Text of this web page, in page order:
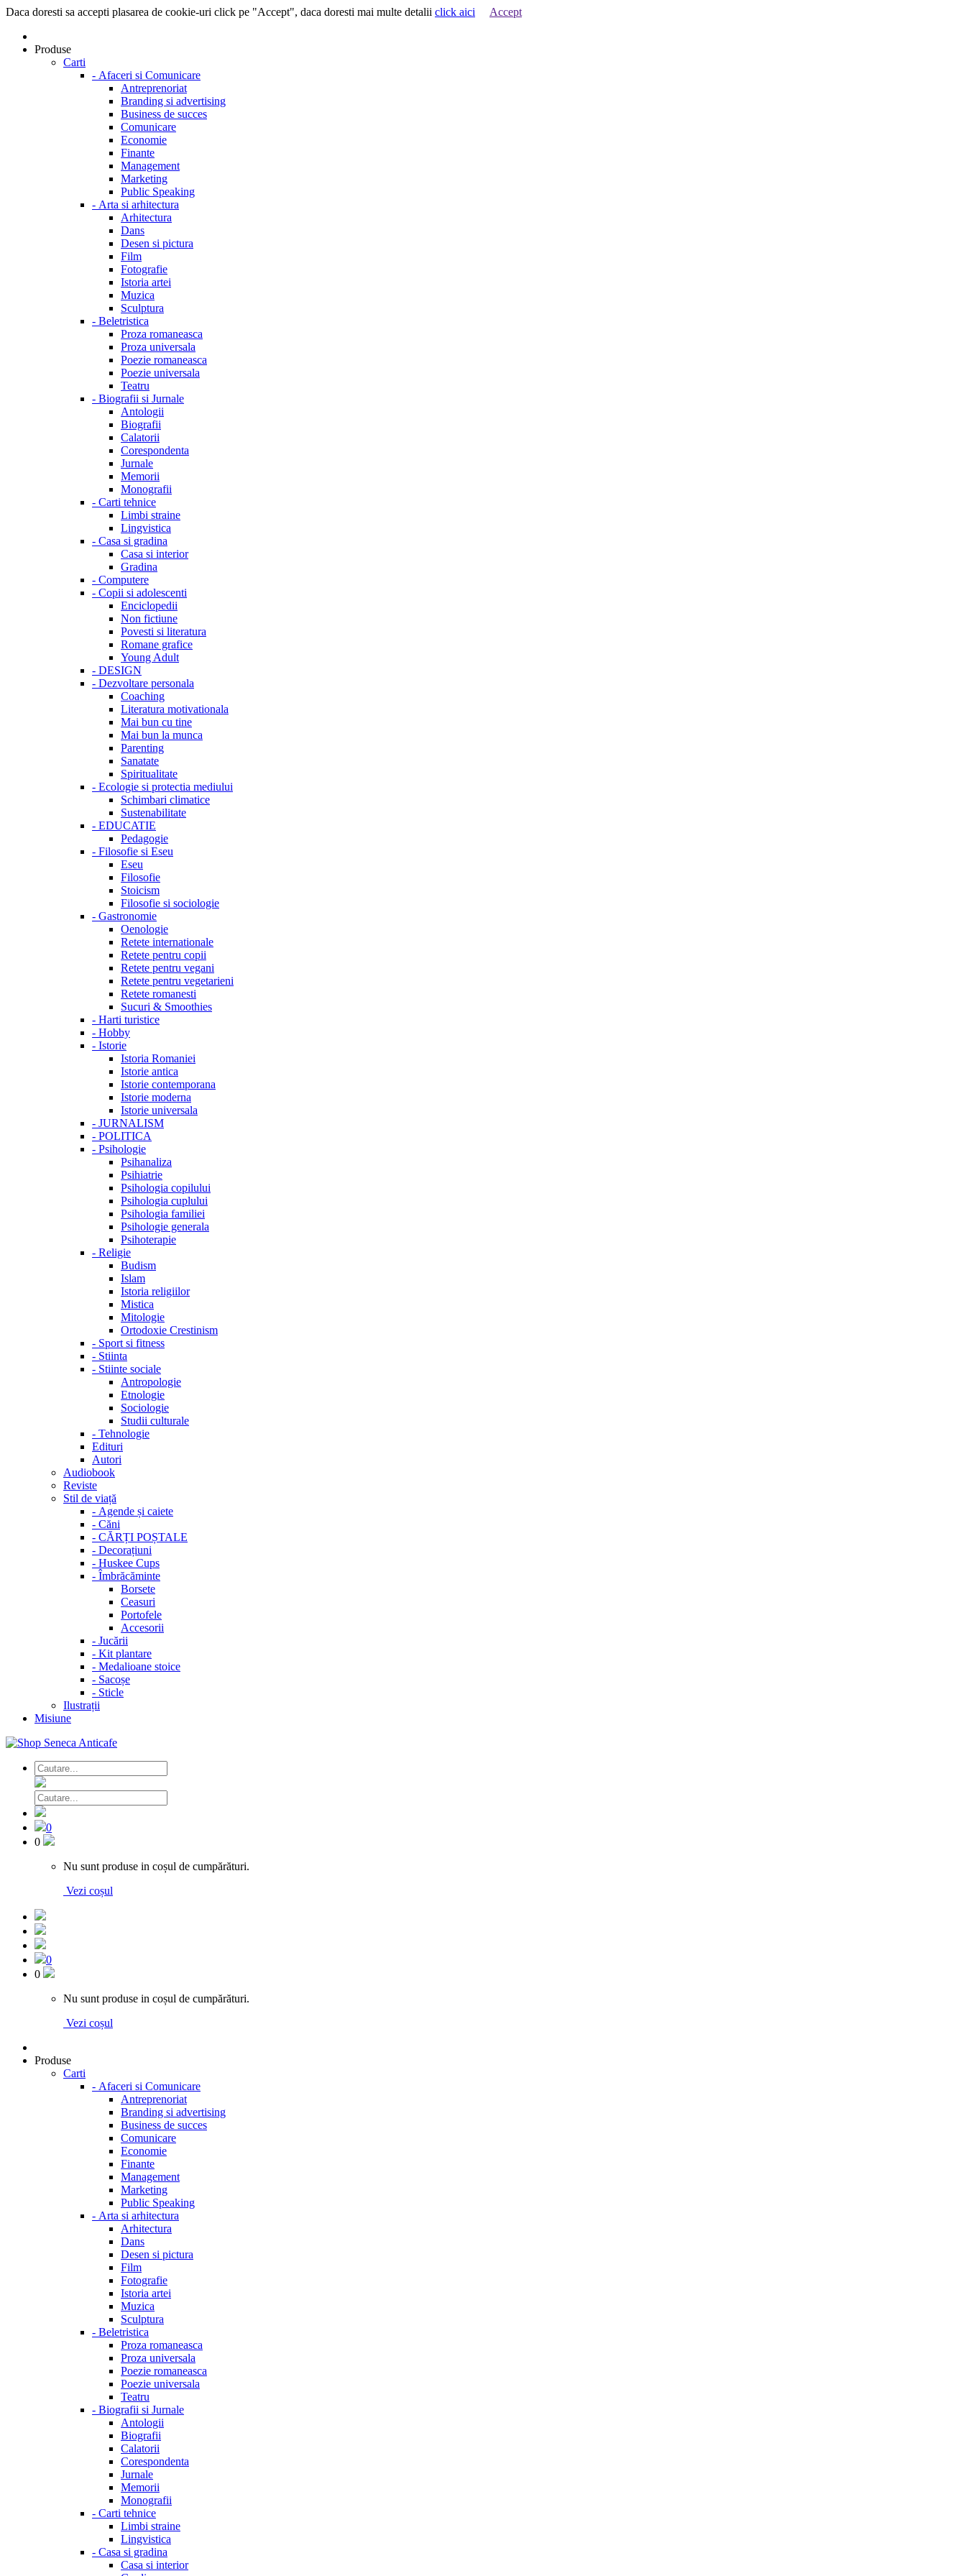
Daca doresti sa accepti plasarea de cookie-uri click pe "Accept", daca doresti mai multe detalii click aici Accept
Produse
Carti
- Afaceri si Comunicare
Antreprenoriat
Branding si advertising
Business de succes
Comunicare
Economie
Finante
Management
Marketing
Public Speaking
- Arta si arhitectura
Arhitectura
Dans
Desen si pictura
Film
Fotografie
Istoria artei
Muzica
Sculptura
- Beletristica
Proza romaneasca
Proza universala
Poezie romaneasca
Poezie universala
Teatru
- Biografii si Jurnale
Antologii
Biografii
Calatorii
Corespondenta
Jurnale
Memorii
Monografii
- Carti tehnice
Limbi straine
Lingvistica
- Casa si gradina
Casa si interior
Gradina
- Computere
- Copii si adolescenti
Enciclopedii
Non fictiune
Povesti si literatura
Romane grafice
Young Adult
- DESIGN
- Dezvoltare personala
Coaching
Literatura motivationala
Mai bun cu tine
Mai bun la munca
Parenting
Sanatate
Spiritualitate
- Ecologie si protectia mediului
Schimbari climatice
Sustenabilitate
- EDUCATIE
Pedagogie
- Filosofie si Eseu
Eseu
Filosofie
Stoicism
Filosofie si sociologie
- Gastronomie
Oenologie
Retete internationale
Retete pentru copii
Retete pentru vegani
Retete pentru vegetarieni
Retete romanesti
Sucuri & Smoothies
- Harti turistice
- Hobby
- Istorie
Istoria Romaniei
Istorie antica
Istorie contemporana
Istorie moderna
Istorie universala
- JURNALISM
- POLITICA
- Psihologie
Psihanaliza
Psihiatrie
Psihologia copilului
Psihologia cuplului
Psihologia familiei
Psihologie generala
Psihoterapie
- Religie
Budism
Islam
Istoria religiilor
Mistica
Mitologie
Ortodoxie Crestinism
- Sport si fitness
- Stiinta
- Stiinte sociale
Antropologie
Etnologie
Sociologie
Studii culturale
- Tehnologie
Edituri
Autori
Audiobook
Reviste
Stil de viață
- Agende și caiete
- Căni
- CĂRȚI POȘTALE
- Decorațiuni
- Huskee Cups
- Îmbrăcăminte
Borsete
Ceasuri
Portofele
Accesorii
- Jucării
- Kit plantare
- Medalioane stoice
- Sacoșe
- Sticle
Ilustrații
Misiune
0
0
Nu sunt produse in coșul de cumpărături.
Vezi coșul
0
0
Nu sunt produse in coșul de cumpărături.
Vezi coșul
Produse
Carti
- Afaceri si Comunicare
Antreprenoriat
Branding si advertising
Business de succes
Comunicare
Economie
Finante
Management
Marketing
Public Speaking
- Arta si arhitectura
Arhitectura
Dans
Desen si pictura
Film
Fotografie
Istoria artei
Muzica
Sculptura
- Beletristica
Proza romaneasca
Proza universala
Poezie romaneasca
Poezie universala
Teatru
- Biografii si Jurnale
Antologii
Biografii
Calatorii
Corespondenta
Jurnale
Memorii
Monografii
- Carti tehnice
Limbi straine
Lingvistica
- Casa si gradina
Casa si interior